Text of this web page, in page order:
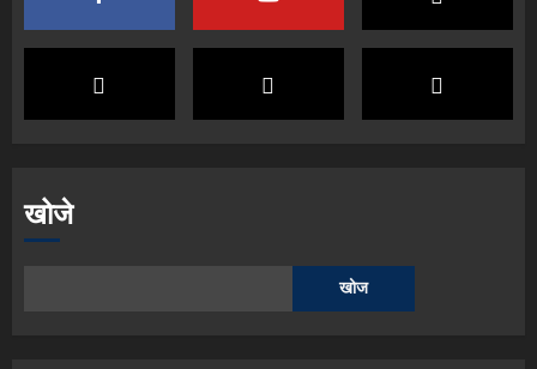
खोजे
खोज